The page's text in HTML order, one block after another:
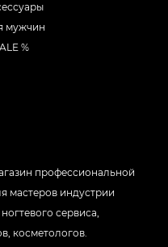
мужчин
%
профессиональной
мастеров индустрии
сервиса,
косметологов.